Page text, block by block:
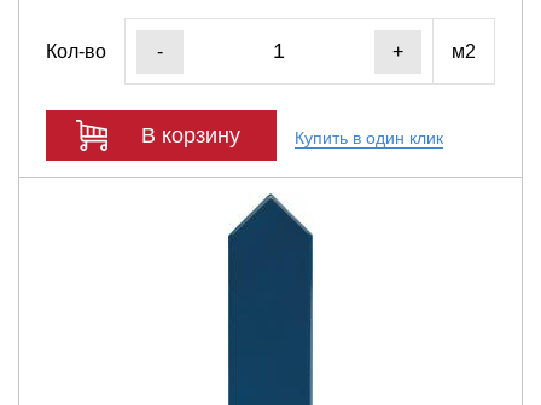
Кол-во - + м2
В корзину Купить в один клик